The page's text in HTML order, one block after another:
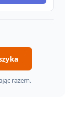
razem.